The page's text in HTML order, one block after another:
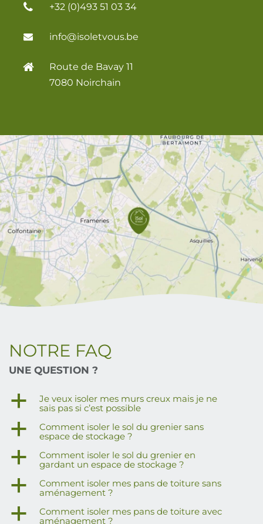
NOTRE FAQ
UNE QUESTION ?
a
Je veux isoler mes murs creux mais je ne
sais pas si c’est possible
a
Comment isoler le sol du grenier sans
espace de stockage ?
a
Comment isoler le sol du grenier en
gardant un espace de stockage ?
a
Comment isoler mes pans de toiture sans
aménagement ?
a
Comment isoler mes pans de toiture avec
aménagement ?
+32 (0)493 51 03 34
info@isoletvous.be
Route de Bavay 11
7080 Noirchain